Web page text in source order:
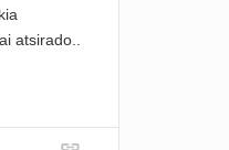
atsirado..